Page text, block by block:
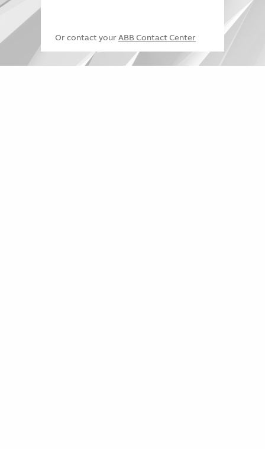
Or contact your ABB Contact Center